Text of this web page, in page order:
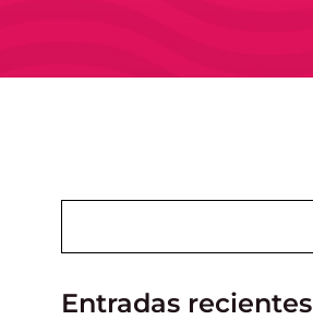
Entradas recientes